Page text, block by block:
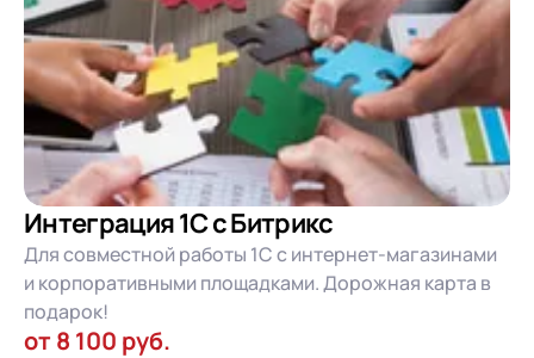
Интеграция 1С с Битрикс
Для совместной работы 1С с интернет-магазинами
и корпоративными площадками. Дорожная карта в
подарок!
от 8 100 руб.